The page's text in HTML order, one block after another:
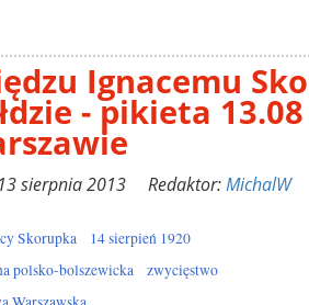
Ignacemu
- pikieta
sierpnia 2013 Redaktor:MichalW
Skorupka
14 sierpień 1920
polsko-bolszewicka
zwycięstwo